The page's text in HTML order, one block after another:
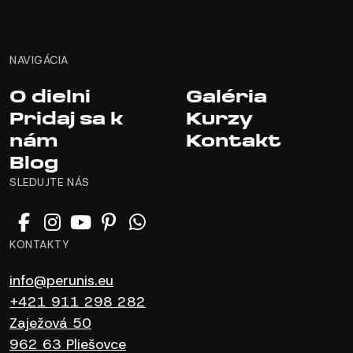
NAVIGÁCIA
O dielni
Pridaj sa k
nám
Blog
Galéria
Kurzy
Kontakt
SLEDUJTE NÁS
KONTAKTY
info@perunis.eu
+421 911 298 282
Zaježová 50
962 63 Pliešovce